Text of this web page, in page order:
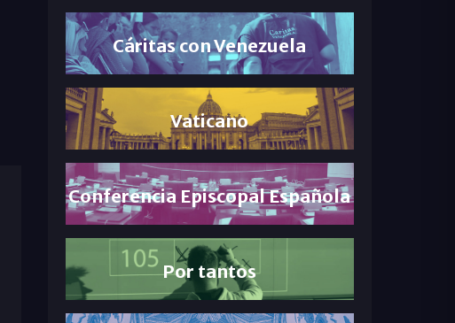
Cáritas con Venezuela
Vaticano
Conferencia Episcopal Española
Por tantos